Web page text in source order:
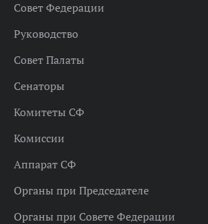
Совет Федерации
Руководство
Совет Палаты
Сенаторы
Комитеты СФ
Комиссии
Аппарат СФ
Органы при Председателе
Органы при Совете Федерации